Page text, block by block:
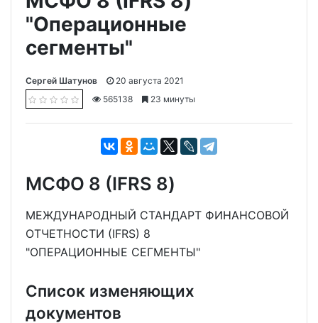
"Операционные
сегменты"
Сергей Шатунов
20 августа 2021
565138
23 минуты
МСФО 8 (IFRS 8)
МЕЖДУНАРОДНЫЙ СТАНДАРТ ФИНАНСОВОЙ
ОТЧЕТНОСТИ (IFRS) 8
"ОПЕРАЦИОННЫЕ СЕГМЕНТЫ"
Список изменяющих
документов